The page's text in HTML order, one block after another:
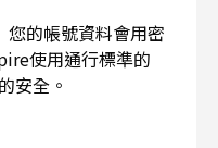
的帳號資料會用密
使用通行標準的
安全。